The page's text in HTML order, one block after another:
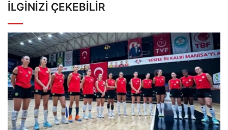
İLGINIZI ÇEKEBILIR